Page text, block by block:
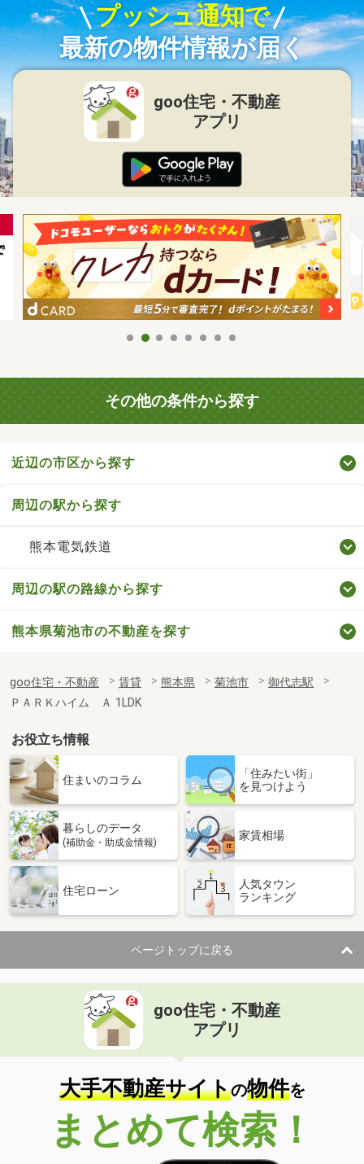
プッシュ通知で
最新の物件情報が届く
goo住宅・不動産
アプリ
その他の条件から探す
近辺の市区から探す
周辺の駅から探す
熊本電気鉄道
周辺の駅の路線から探す
熊本県菊池市の不動産を探す
goo住宅・不動産 賃貸 熊本県 菊池市
御代志駅
ＰＡＲＫハイム Ａ 1LDK
お役立ち情報
住まいのコラム
「住みたい街」
を見つけよう
暮らしのデータ
(補助金・助成金情報)
家賃相場
住宅ローン
人気タウン
ランキング
ページトップに戻る
goo住宅・不動産
アプリ
大手不動産サイトの物件を
まとめて検索！